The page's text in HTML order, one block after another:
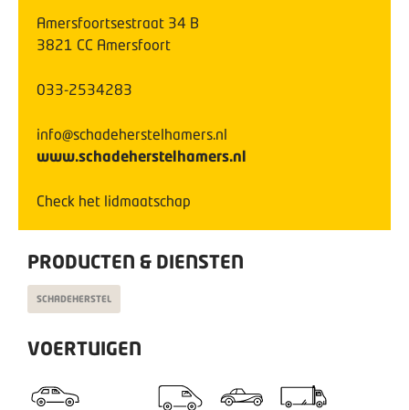
Amersfoortsestraat 34 B
3821 CC Amersfoort
033-2534283
info@schadeherstelhamers.nl
www.schadeherstelhamers.nl
Check het lidmaatschap
PRODUCTEN & DIENSTEN
SCHADEHERSTEL
VOERTUIGEN